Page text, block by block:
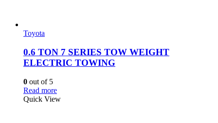
Toyota
0.6 TON 7 SERIES TOW WEIGHT
ELECTRIC TOWING
0 out of 5
Read more
Quick View